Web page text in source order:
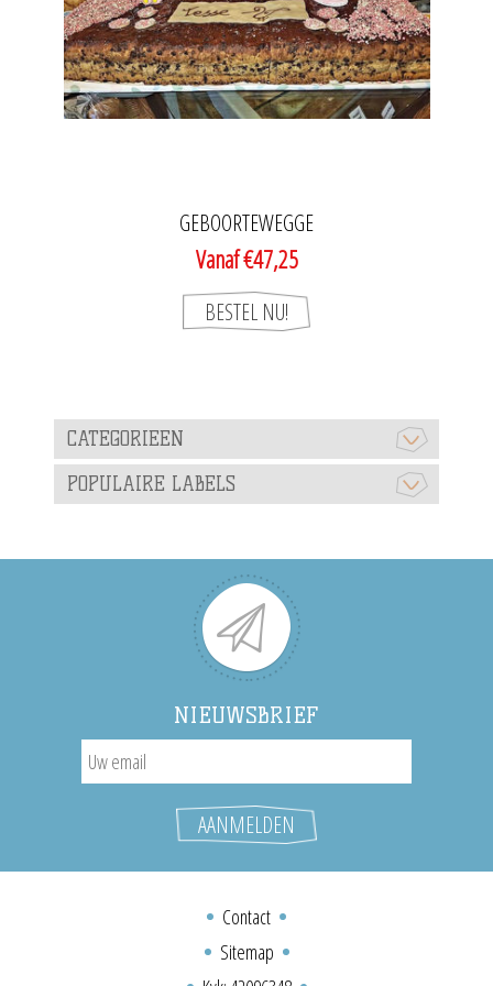
GEBOORTEWEGGE
Vanaf €47,25
CATEGORIEEN
POPULAIRE LABELS
NIEUWSBRIEF
Contact
Sitemap